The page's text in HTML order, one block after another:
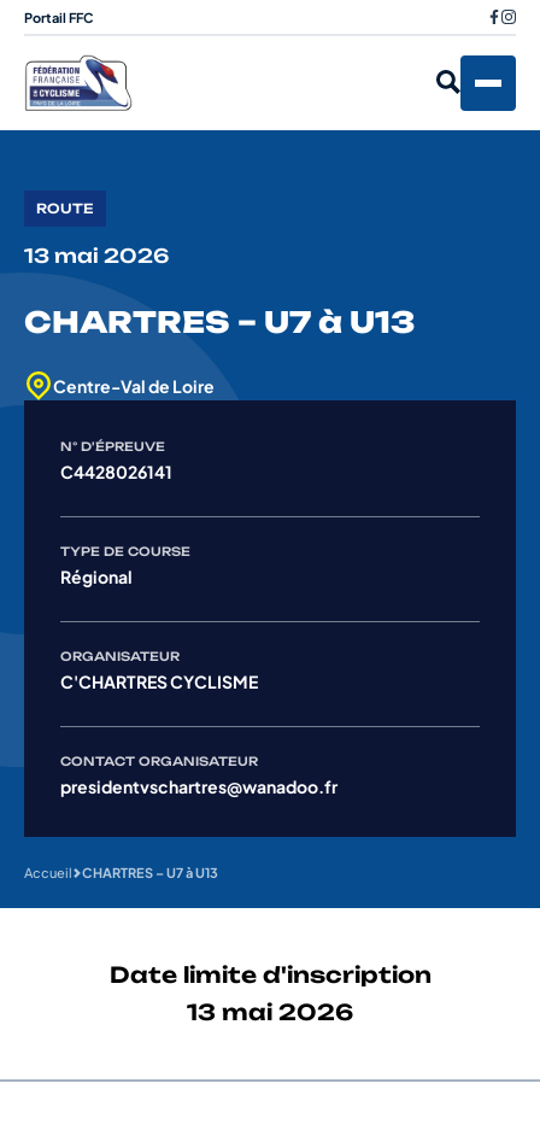
Portail FFC
ROUTE
13 mai 2026
CHARTRES – U7 à U13
Centre-Val de Loire
N° D'ÉPREUVE
C4428026141
TYPE DE COURSE
Régional
ORGANISATEUR
C'CHARTRES CYCLISME
CONTACT ORGANISATEUR
presidentvschartres@wanadoo.fr
Accueil CHARTRES – U7 à U13
Date limite d'inscription
13 mai 2026